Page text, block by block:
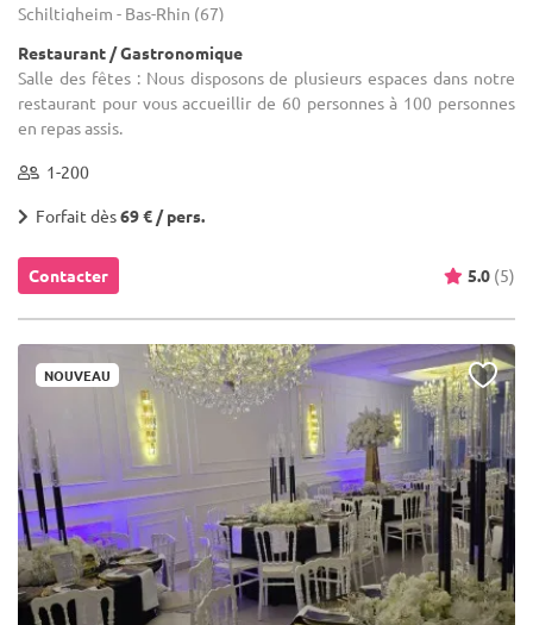
Schiltigheim - Bas-Rhin (67)
Restaurant / Gastronomique
Salle des fêtes : Nous disposons de plusieurs espaces dans notre
restaurant pour vous accueillir de 60 personnes à 100 personnes
en repas assis.
1-200
Forfait dès69 € / pers.
Contacter 5.0 (5)
NOUVEAU